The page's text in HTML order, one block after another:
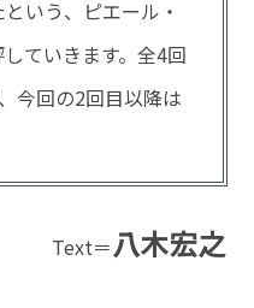
いう、ピエール・
ていきます。全4回
今回の2回目以降は
Text＝八木宏之